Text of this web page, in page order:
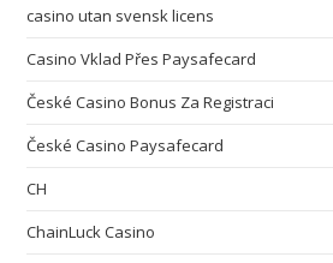
casino utan svensk licens
Casino Vklad Přes Paysafecard
České Casino Bonus Za Registraci
České Casino Paysafecard
CH
ChainLuck Casino